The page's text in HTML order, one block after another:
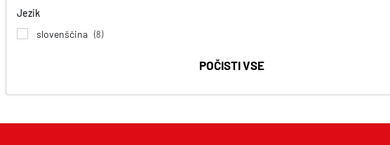
Jezik
slovenščina (8)
POČISTI VSE